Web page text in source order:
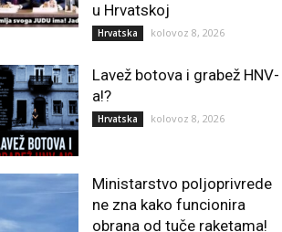
u Hrvatskoj
Hrvatska kolovoz 8, 2026
Lavež botova i grabež HNV-
a!?
Hrvatska kolovoz 8, 2026
Ministarstvo poljoprivrede
ne zna kako funcionira
obrana od tuče raketama!